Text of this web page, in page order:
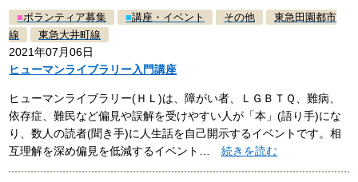
■ボランティア募集 ■講座・イベント その他
東急田園都市
線
東急大井町線
2021年07月06日
ヒューマンライブラリー入門講座
ヒューマンライブラリー(ＨＬ)は、障がい者、ＬＧＢＴＱ、難病、
依存症、難民など偏見や誤解を受けやすい人が「本」(語り手)にな
り、数人の読者(聞き手)に人生話を自己開示するイベントです。相
互理解を深め偏見を低減するイベント…続きを読む